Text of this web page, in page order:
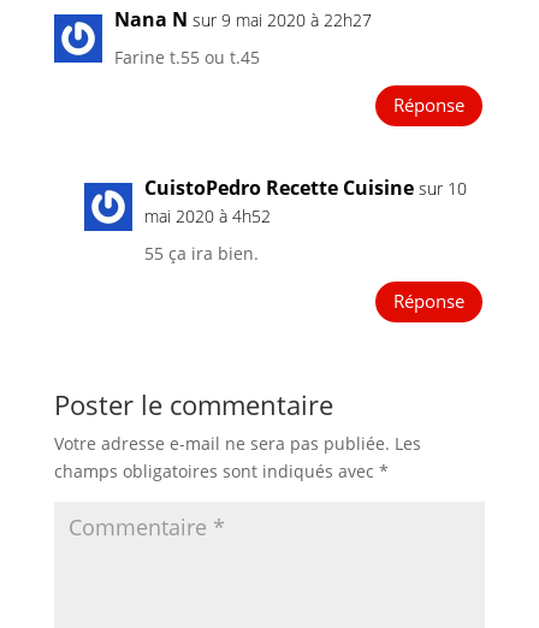
Nana N sur 9 mai 2020 à 22h27
Farine t.55 ou t.45
Réponse
CuistoPedro Recette Cuisine sur 10
mai 2020 à 4h52
55 ça ira bien.
Réponse
Poster le commentaire
Votre adresse e-mail ne sera pas publiée. Les
champs obligatoires sont indiqués avec *